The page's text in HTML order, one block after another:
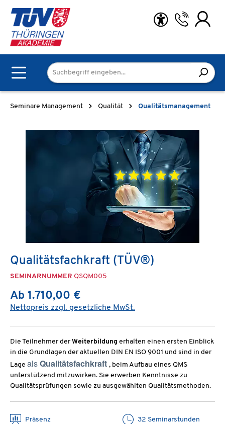
Zum Hauptinhalt springen
Seminare Management Qualität Qualitätsmanagement
Bildergalerie überspringen
Qualitätsfachkraft (TÜV®)
SEMINARNUMMER QSQM005
Ab 1.710,00 €
Nettopreis zzgl. gesetzliche MwSt.
Die Teilnehmer derWeiterbildung erhalten einen ersten Einblick
in die Grundlagen der aktuellen DIN EN ISO 9001 und sind in der
Lage alsQualitätsfachkraft , beim Aufbau eines QMS
unterstützend mitzuwirken. Sie erwerben Kenntnisse zu
Qualitätsprüfungen sowie zu ausgewählten Qualitätsmethoden.
Präsenz
32 Seminarstunden